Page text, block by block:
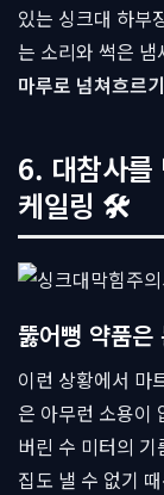
있는 싱크대 하부
는 소리와 썩은
마루로 넘쳐흐르
6. 대참사를
케일링 🛠
뚫어뻥 약품은
이런 상황에서 마
은 아무런 소용이
버린 수 미터의
집도 낼 수 없기